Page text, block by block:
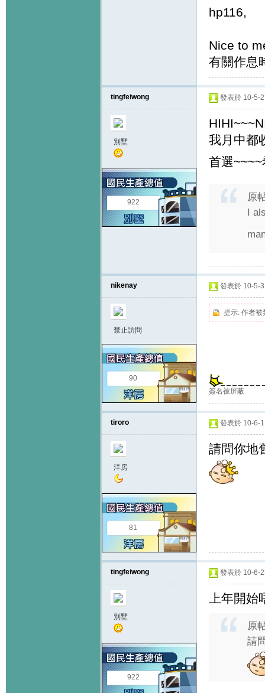
hp116,
Nice to
有關作息
tingfeiwong
別墅
922
發表於 10-5-
我月中都
首選
原
I
nikenay
禁止訪問
90
發表於 10-5-
提示: 作者被
簽名被屏蔽
tiroro
洋房
81
發表於 10-6-
請問你地
tingfeiwong
別墅
922
發表於 10-6-
上年開
原
請